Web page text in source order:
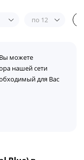
по 12
можете
нашей сети
для Вас